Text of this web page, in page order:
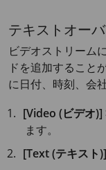
テキストオー
ビデオストリーム
ドを追加すること
に日付、時刻、会
[Video (ビデオ
ます。
[Text (テキスト)]